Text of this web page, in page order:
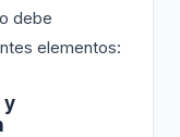
debe
elementos:
y